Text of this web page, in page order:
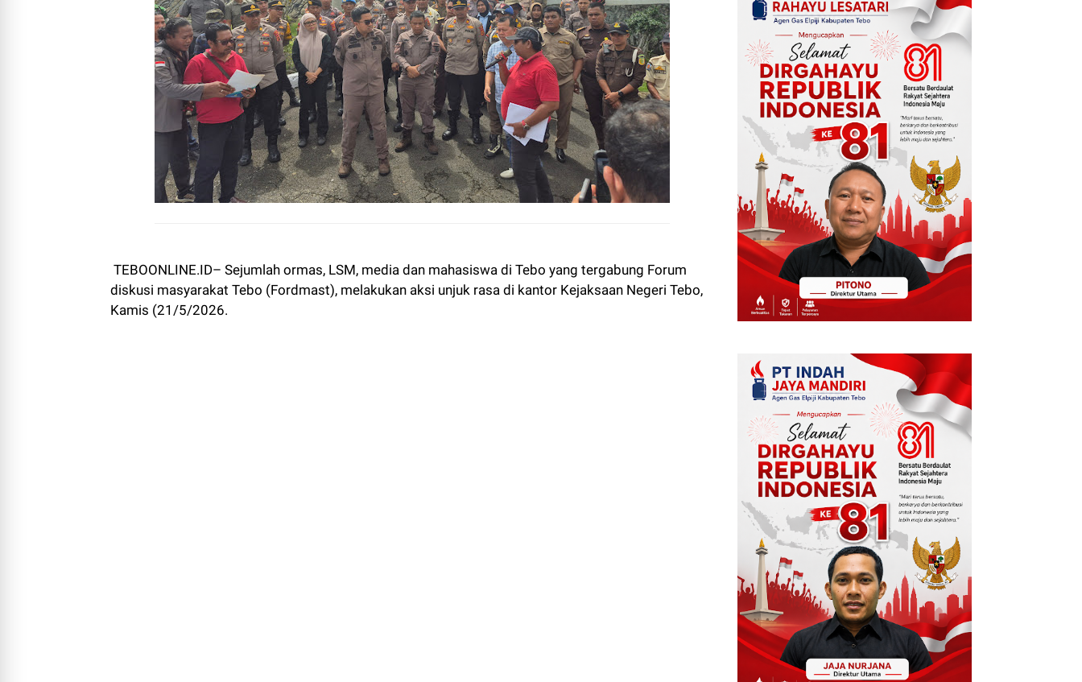
TEBOONLINE.ID– Sejumlah ormas, LSM, media dan mahasiswa di Tebo yang tergabung Forum
diskusi masyarakat Tebo (Fordmast), melakukan aksi unjuk rasa di kantor Kejaksaan Negeri Tebo,
Kamis (21/5/2026.